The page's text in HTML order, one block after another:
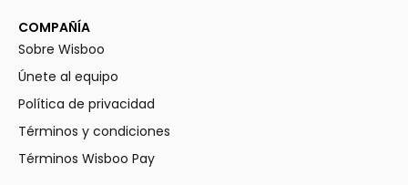
COMPAÑÍA
Sobre Wisboo
Únete al equipo
Política de privacidad
Términos y condiciones
Términos Wisboo Pay